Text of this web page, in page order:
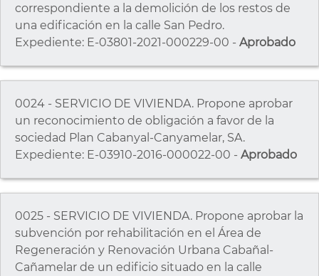
correspondiente a la demolición de los restos de
una edificación en la calle San Pedro.
Expediente: E-03801-2021-000229-00 - Aprobado
0024 - SERVICIO DE VIVIENDA. Propone aprobar
un reconocimiento de obligación a favor de la
sociedad Plan Cabanyal-Canyamelar, SA.
Expediente: E-03910-2016-000022-00 - Aprobado
0025 - SERVICIO DE VIVIENDA. Propone aprobar la
subvención por rehabilitación en el Área de
Regeneración y Renovación Urbana Cabañal-
Cañamelar de un edificio situado en la calle